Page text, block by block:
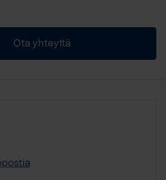
Ota yhteyttä